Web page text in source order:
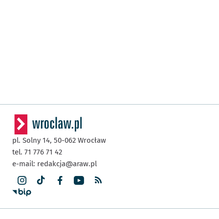
pl. Solny 14, 50-062 Wrocław
tel. 71 776 71 42
e-mail: redakcja@araw.pl